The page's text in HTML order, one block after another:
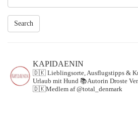
Search
KAPIDAENIN
🇩🇰 Lieblingsorte, Ausflugstipps &
Urlaub mit Hund 📚Autorin Droste
🇩🇰Medlem af @total_denmark